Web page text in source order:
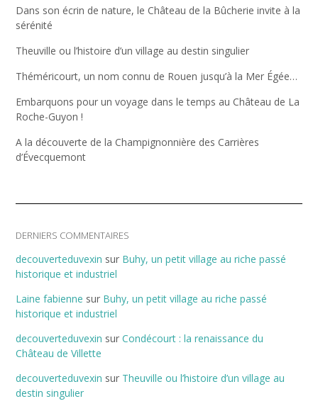
Dans son écrin de nature, le Château de la Bûcherie invite à la
sérénité
Theuville ou l’histoire d’un village au destin singulier
Théméricourt, un nom connu de Rouen jusqu’à la Mer Égée…
Embarquons pour un voyage dans le temps au Château de La
Roche-Guyon !
A la découverte de la Champignonnière des Carrières
d’Évecquemont
DERNIERS COMMENTAIRES
decouverteduvexin sur Buhy, un petit village au riche passé
historique et industriel
Laine fabienne sur Buhy, un petit village au riche passé
historique et industriel
decouverteduvexin sur Condécourt : la renaissance du
Château de Villette
decouverteduvexin sur Theuville ou l’histoire d’un village au
destin singulier